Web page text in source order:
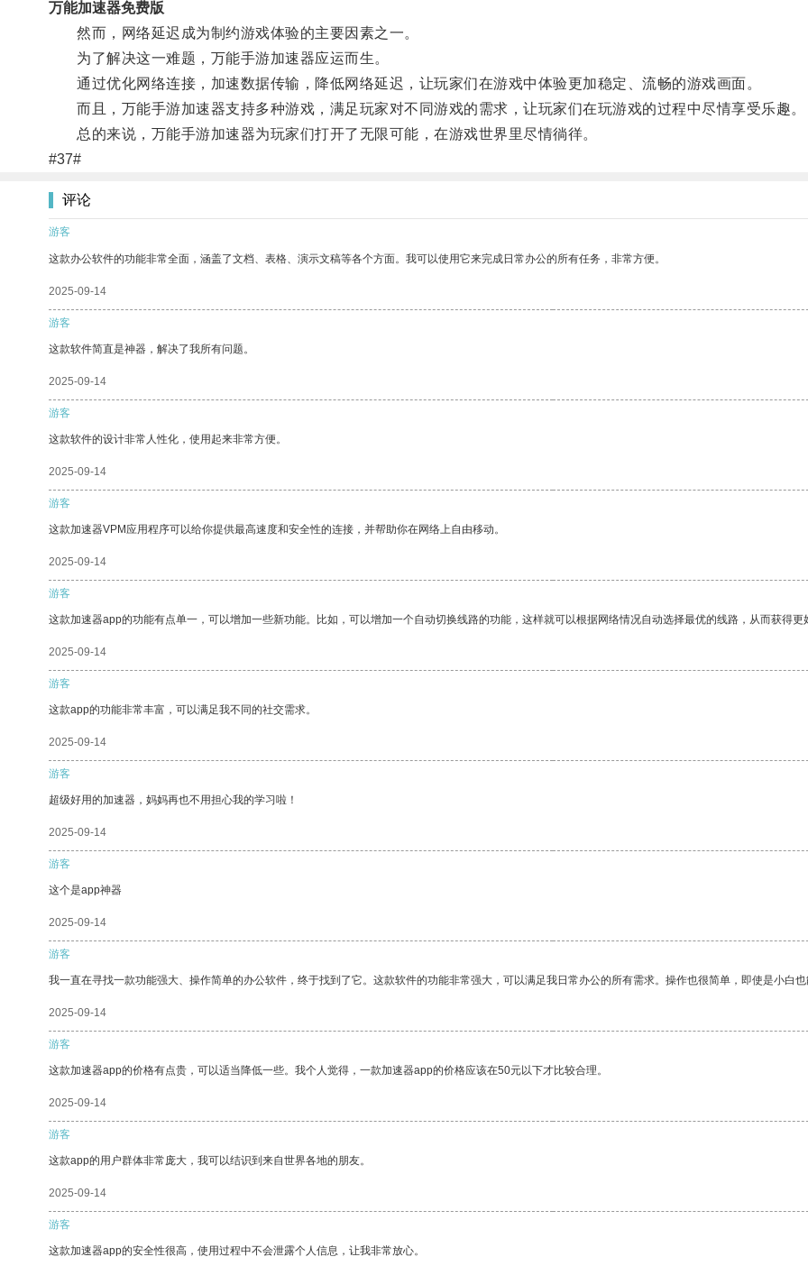
万能加速器免费版
然而，网络延迟成为制约游戏体验的主要因素之一。
为了解决这一难题，万能手游加速器应运而生。
通过优化网络连接，加速数据传输，降低网络延迟，让玩家们在游戏中体验更加稳定、流畅的游戏画面。
而且，万能手游加速器支持多种游戏，满足玩家对不同游戏的需求，让玩家们在玩游戏的过程中尽情享受乐趣。
总的来说，万能手游加速器为玩家们打开了无限可能，在游戏世界里尽情徜徉。
#37#
评论
游客
这款办公软件的功能非常全面，涵盖了文档、表格、演示文稿等各个方面。我可以使用它来完成日常办公的所有任务，非常方便。
2025-09-14
游客
这款软件简直是神器，解决了我所有问题。
2025-09-14
游客
这款软件的设计非常人性化，使用起来非常方便。
2025-09-14
游客
这款加速器VPM应用程序可以给你提供最高速度和安全性的连接，并帮助你在网络上自由移动。
2025-09-14
游客
这款加速器app的功能有点单一，可以增加一些新功能。比如，可以增加一个自动切换线路的功能，这样就可以根据网络情况自动选择最优的线路，从而获得更
2025-09-14
游客
这款app的功能非常丰富，可以满足我不同的社交需求。
2025-09-14
游客
超级好用的加速器，妈妈再也不用担心我的学习啦！
2025-09-14
游客
这个是app神器
2025-09-14
游客
我一直在寻找一款功能强大、操作简单的办公软件，终于找到了它。这款软件的功能非常强大，可以满足我日常办公的所有需求。操作也很简单，即使是小白也
2025-09-14
游客
这款加速器app的价格有点贵，可以适当降低一些。我个人觉得，一款加速器app的价格应该在50元以下才比较合理。
2025-09-14
游客
这款app的用户群体非常庞大，我可以结识到来自世界各地的朋友。
2025-09-14
游客
这款加速器app的安全性很高，使用过程中不会泄露个人信息，让我非常放心。